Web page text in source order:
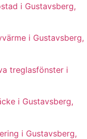
i Gustavsberg,
i Gustavsberg,
treglasfönster i
i Gustavsberg,
i Gustavsberg,